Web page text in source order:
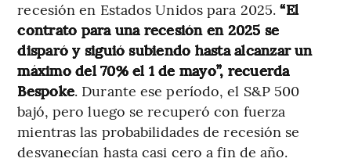
recesión en Estados Unidos para 2025. “El
contrato para una recesión en 2025 se
disparó y siguió subiendo hasta alcanzar un
máximo del 70% el 1 de mayo”, recuerda
Bespoke. Durante ese período, el S&P 500
bajó, pero luego se recuperó con fuerza
mientras las probabilidades de recesión se
desvanecían hasta casi cero a fin de año.